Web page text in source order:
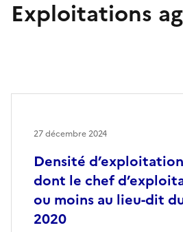
Exploitations
Densité
dont le chef
ou moins au lieu-dit
2020
27 décembre 2024